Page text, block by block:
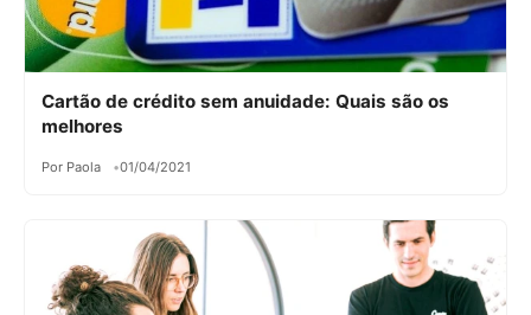
Cartão de crédito sem anuidade: Quais são os
melhores
Por Paola 01/04/2021